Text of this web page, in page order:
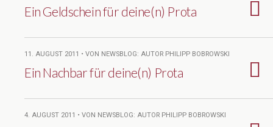
Ein Geldschein für deine(n) Prota
11. AUGUST 2011 • VON NEWSBLOG: AUTOR PHILIPP BOBROWSKI
Ein Nachbar für deine(n) Prota
4. AUGUST 2011 • VON NEWSBLOG: AUTOR PHILIPP BOBROWSKI